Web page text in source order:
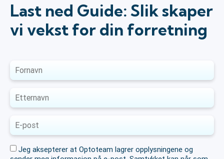
Last ned Guide: Slik skaper
vi vekst for din forretning
Jeg aksepterer at Optoteam lagrer opplysningene og